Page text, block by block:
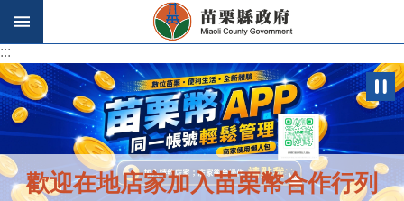
跳到主要內容區塊
:::
:::
歡迎在地店家加入苗栗幣合作行列